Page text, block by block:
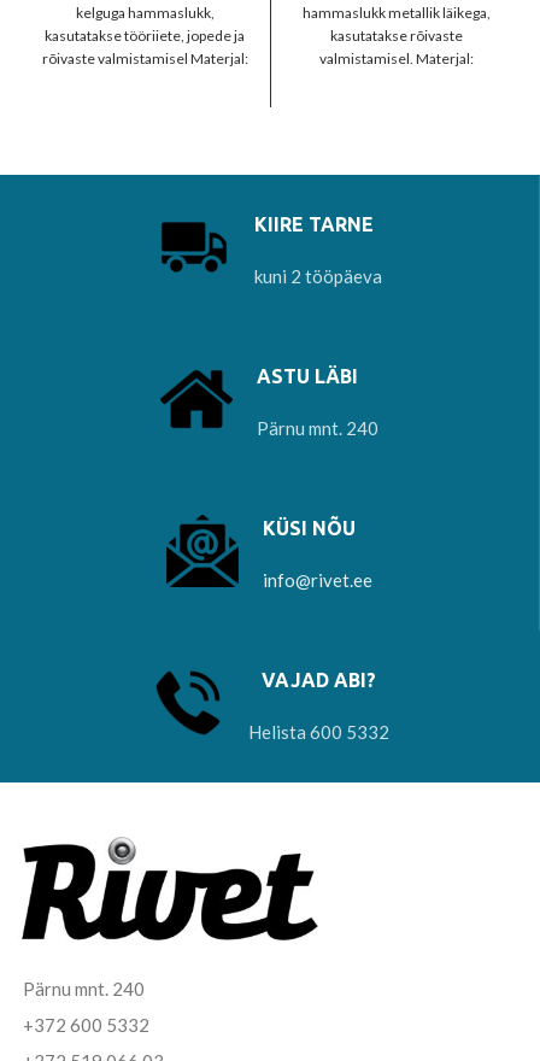
kelguga hammaslukk,
kasutatakse tööriiete, jopede ja
rõivaste valmistamisel Materjal:
hammaslukk metallik läikega,
kasutatakse rõivaste
valmistamisel. Materjal:
KIIRE TARNE
kuni 2 tööpäeva
ASTU LÄBI
Pärnu mnt. 240
KÜSI NÕU
info@rivet.ee
VAJAD ABI?
Helista 600 5332
Pärnu mnt. 240
+372 600 5332